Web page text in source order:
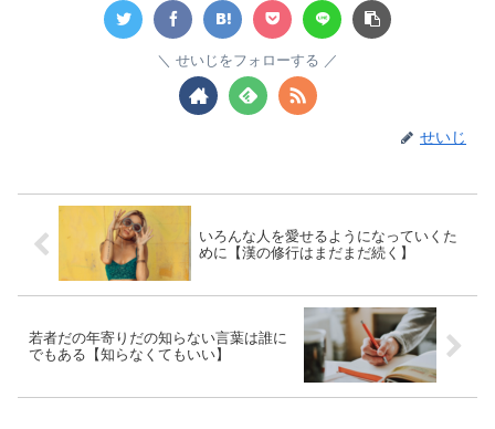
せいじをフォローする
せいじ
いろんな人を愛せるようになっていくた
めに【漢の修行はまだまだ続く】
若者だの年寄りだの知らない言葉は誰に
でもある【知らなくてもいい】